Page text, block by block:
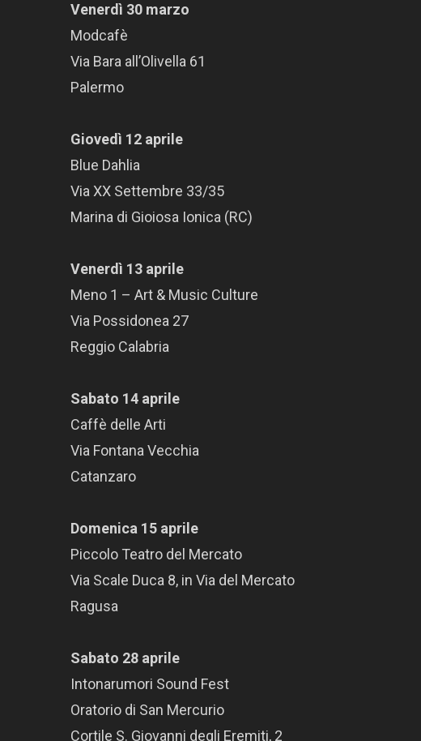
Venerdì 30 marzo
Modcafè
Via Bara all’Olivella 61
Palermo
Giovedì 12 aprile
Blue Dahlia
Via XX Settembre 33/35
Marina di Gioiosa Ionica (RC)
Venerdì 13 aprile
Meno 1 – Art & Music Culture
Via Possidonea 27
Reggio Calabria
Sabato 14 aprile
Caffè delle Arti
Via Fontana Vecchia
Catanzaro
Domenica 15 aprile
Piccolo Teatro del Mercato
Via Scale Duca 8, in Via del Mercato
Ragusa
Sabato 28 aprile
Intonarumori Sound Fest
Oratorio di San Mercurio
Cortile S. Giovanni degli Eremiti, 2